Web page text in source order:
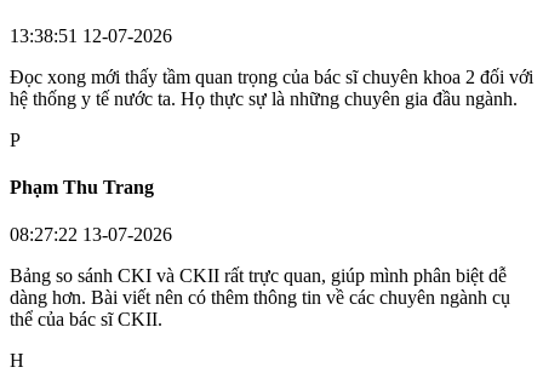
13:38:51 12-07-2026
Đọc xong mới thấy tầm quan trọng của bác sĩ chuyên khoa 2 đối với
hệ thống y tế nước ta. Họ thực sự là những chuyên gia đầu ngành.
P
Phạm Thu Trang
08:27:22 13-07-2026
Bảng so sánh CKI và CKII rất trực quan, giúp mình phân biệt dễ
dàng hơn. Bài viết nên có thêm thông tin về các chuyên ngành cụ
thể của bác sĩ CKII.
H